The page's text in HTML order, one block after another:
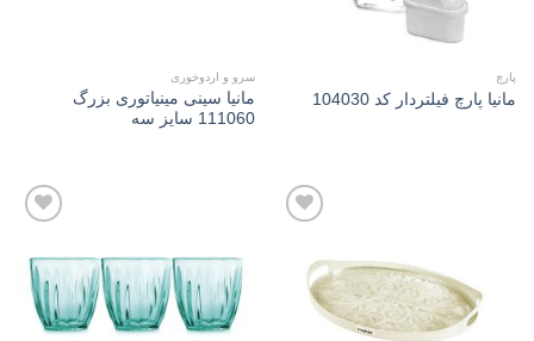
پارچ
مانیا پارچ فيلتردار کد 104030
سرو و اردوخوری
مانیا سینی مینیاتوری بزرگ
111060 سایز سه
Add to
wishlist
Add to
wishlist